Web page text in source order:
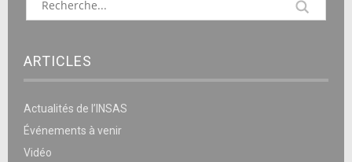
ARTICLES
Actualités de l’INSAS
Événements à venir
Vidéo